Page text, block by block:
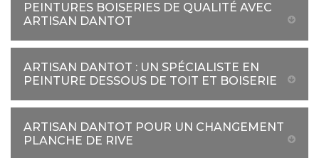
PEINTURES BOISERIES DE QUALITÉ AVEC
ARTISAN DANTOT
ARTISAN DANTOT : UN SPÉCIALISTE EN
PEINTURE DESSOUS DE TOIT ET BOISERIE
ARTISAN DANTOT POUR UN CHANGEMENT
PLANCHE DE RIVE